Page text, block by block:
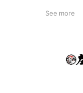
See more